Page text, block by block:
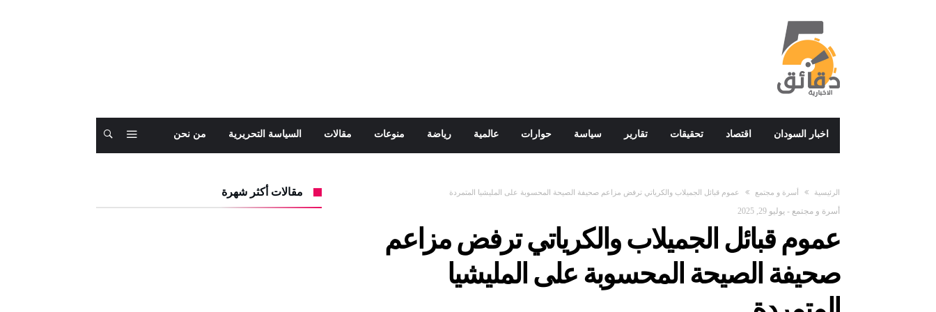
اخبار السودان اقتصاد تحقيقات تقارير سياسة حوارات عالمية رياضة منوعات مقالات السياسة التحريرية من نحن
‫الرئيسية‬ أسرة و مجتمع عموم قبائل الجميلاب والكرياتي ترفض مزاعم صحيفة الصيحة المحسوبة على المليشيا المتمردة
أسرة و مجتمع - يوليو 29, 2025
عموم قبائل الجميلاب والكرياتي ترفض مزاعم
صحيفة الصيحة المحسوبة على المليشيا
مقالات أكثر شهرة